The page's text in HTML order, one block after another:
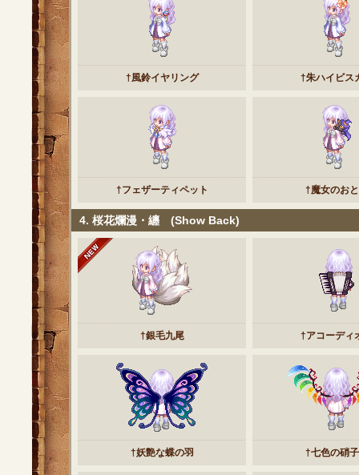
†風鈴イヤリング †朱ハイビス
†フェザーティペット †魔女のお
4. 桜花爛漫・纏 (Show Back)
†銀毛九尾 †アコーディ
†妖艶な蝶の羽 †七色の硝